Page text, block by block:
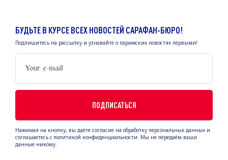
БУДЬТЕ В КУРСЕ ВСЕХ НОВОСТЕЙ САРАФАН-БЮРО!
Подпишитесь на рассылку и узнавайте о парижских новостях первыми!
Your e-mail
ПОДПИСАТЬСЯ
Нажимая на кнопку, вы даёте согласие на обработку персональных данных и
соглашаетесь c политикой конфиденциальности. Мы не передаём ваши
данные никому.
POLITIQUE DE CONFIDENTIALITÉ
FOR BUSINESSES AND EXPERTS
Сайт разработан:rakhimova.pro
Вернуться наверх